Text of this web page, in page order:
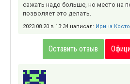
сажать надо больше, но место на
позволяет это делать.
2023.08.20 в 13:34 написал: Ирина
Оставить отзыв